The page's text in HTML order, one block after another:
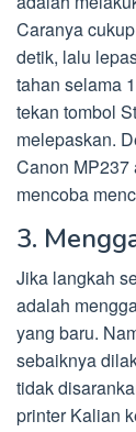
Caranya
detik, lalu
tahan selama
tekan tombol
melepaskan.
Canon MP237
mencoba
3.
Jika langkah
adalah
yang baru.
sebaiknya
tidak
printer Kalian